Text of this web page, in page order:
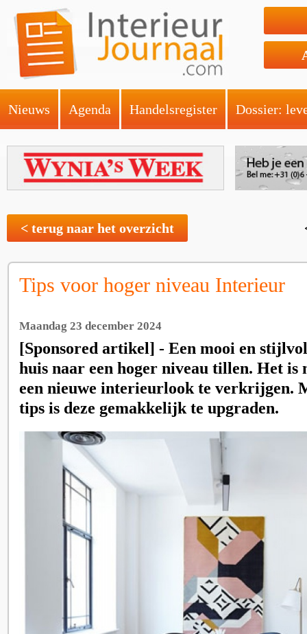
Nieuws Agenda Handelsregister Dossier:
< terug naar het overzicht
Tips voor hoger niveau Interieur
Maandag 23 december 2024
[Sponsored artikel] - Een mooi en
huis naar een hoger niveau tillen. Het
een nieuwe interieurlook te verkrijgen.
tips is deze gemakkelijk te upgraden.